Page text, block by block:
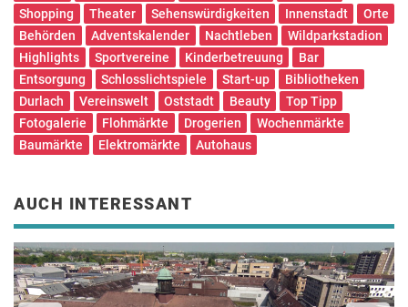
Shopping
Theater Sehenswürdigkeiten Innenstadt
Orte
Behörden
Adventskalender Nachtleben
Wildparkstadion
Highlights
Sportvereine Kinderbetreuung
Bar
Entsorgung
Schlosslichtspiele Start-up
Bibliotheken
Durlach
Vereinswelt Oststadt Beauty
Top Tipp
Fotogalerie
Flohmärkte Drogerien
Wochenmärkte
Baumärkte
Elektromärkte Autohaus
AUCH INTERESSANT